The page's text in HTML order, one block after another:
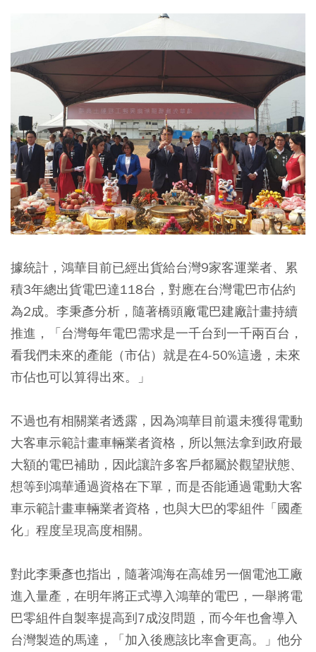
據統計，鴻華目前已經出貨給台灣9家客運業者、累
積3年總出貨電巴達118台，對應在台灣電巴市佔約
為2成。李秉彥分析，隨著橋頭廠電巴建廠計畫持續
推進，「台灣每年電巴需求是一千台到一千兩百台，
看我們未來的產能（市佔）就是在4-50%這邊，未來
市佔也可以算得出來。」
不過也有相關業者透露，因為鴻華目前還未獲得電動
大客車示範計畫車輛業者資格，所以無法拿到政府最
大額的電巴補助，因此讓許多客戶都屬於觀望狀態、
想等到鴻華通過資格在下單，而是否能通過電動大客
車示範計畫車輛業者資格，也與大巴的零組件「國產
化」程度呈現高度相關。
對此李秉彥也指出，隨著鴻海在高雄另一個電池工廠
進入量產，在明年將正式導入鴻華的電巴，一舉將電
巴零組件自製率提高到7成沒問題，而今年也會導入
台灣製造的馬達，「加入後應該比率會更高。」他分